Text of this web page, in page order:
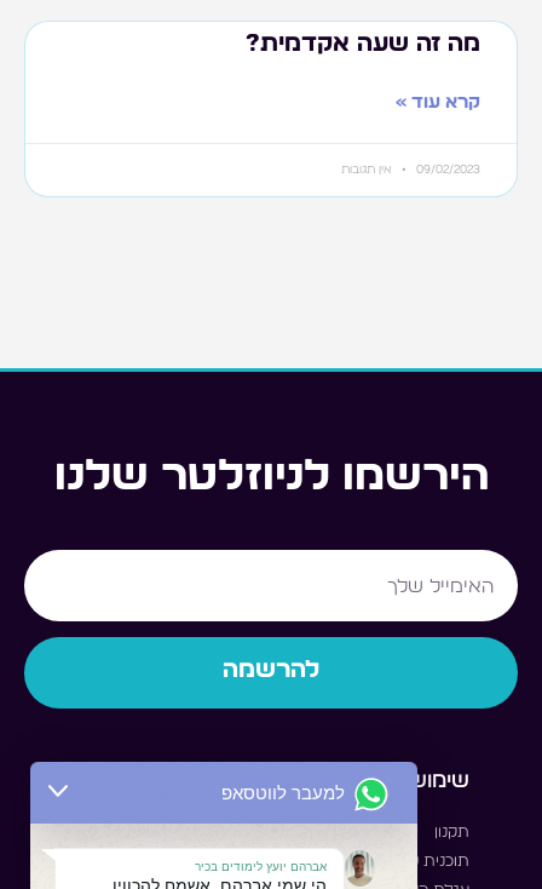
מה זה שעה אקדמית?
קרא עוד »
09/02/2023 אין תגובות
הירשמו לניוזלטר שלנו
Email
להרשמה
שימושי
תקנון
תוכנית שותפים
קבוצת סטודנטים
למעבר לווטסאפ
אברהם יועץ לימודים בכיר